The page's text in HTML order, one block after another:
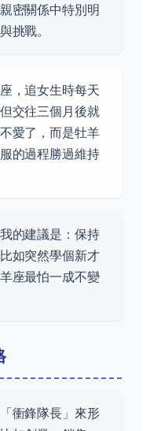
密關係中特別明
挑戰。
，追女生時每天
交往三個月後就
愛了，而是牡羊
的過程勝過維持
的建議是：保持
如突然學個新才
座最怕一成不變
衝鋒隊長」來形